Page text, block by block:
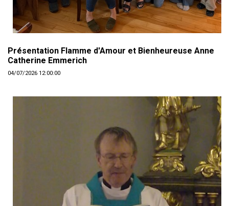
Présentation Flamme d'Amour et Bienheureuse Anne
Catherine Emmerich
04/07/2026 12:00:00